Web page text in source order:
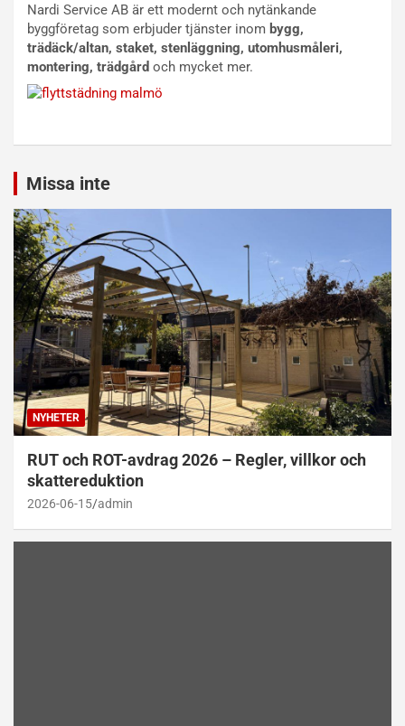
Nardi Service AB är ett modernt och nytänkande
byggföretag som erbjuder tjänster inom bygg,
trädäck/altan, staket, stenläggning, utomhusmåleri,
montering, trädgård och mycket mer.
Missa inte
NYHETER
RUT och ROT-avdrag 2026 – Regler, villkor och
skattereduktion
2026-06-15 admin